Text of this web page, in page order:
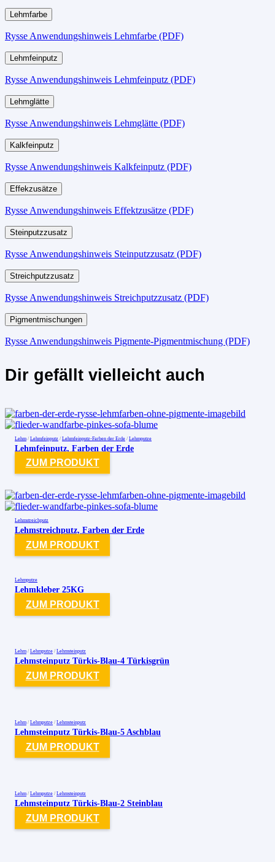
Lehmfarbe
Rysse Anwendungshinweis Lehmfarbe (PDF)
Lehmfeinputz
Rysse Anwendungshinweis Lehmfeinputz (PDF)
Lehmglätte
Rysse Anwendungshinweis Lehmglätte (PDF)
Kalkfeinputz
Rysse Anwendungshinweis Kalkfeinputz (PDF)
Effekzusätze
Rysse Anwendungshinweis Effektzusätze (PDF)
Steinputzzusatz
Rysse Anwendungshinweis Steinputzzusatz (PDF)
Streichputzzusatz
Rysse Anwendungshinweis Streichputzzusatz (PDF)
Pigmentmischungen
Rysse Anwendungshinweis Pigmente-Pigmentmischung (PDF)
Dir gefällt vielleicht auch
Lehm / Lehmfeinputz / Lehmfeinputz-Farben der Erde / Lehmputze
Lehmfeinputz, Farben der Erde
ZUM PRODUKT
Lehmstreichputz
Lehmstreichputz, Farben der Erde
ZUM PRODUKT
Lehmputze
Lehmkleber 25KG
ZUM PRODUKT
Lehm / Lehmputze / Lehmsteinputz
Lehmsteinputz Türkis-Blau-4 Türkisgrün
ZUM PRODUKT
Lehm / Lehmputze / Lehmsteinputz
Lehmsteinputz Türkis-Blau-5 Aschblau
ZUM PRODUKT
Lehm / Lehmputze / Lehmsteinputz
Lehmsteinputz Türkis-Blau-2 Steinblau
ZUM PRODUKT